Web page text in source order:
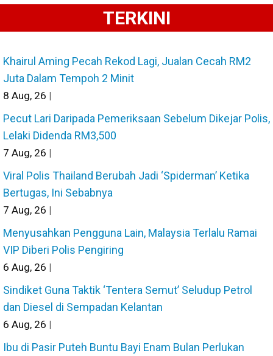
TERKINI
Khairul Aming Pecah Rekod Lagi, Jualan Cecah RM2
Juta Dalam Tempoh 2 Minit
8 Aug, 26 |
Pecut Lari Daripada Pemeriksaan Sebelum Dikejar Polis,
Lelaki Didenda RM3,500
7 Aug, 26 |
Viral Polis Thailand Berubah Jadi ‘Spiderman’ Ketika
Bertugas, Ini Sebabnya
7 Aug, 26 |
Menyusahkan Pengguna Lain, Malaysia Terlalu Ramai
VIP Diberi Polis Pengiring
6 Aug, 26 |
Sindiket Guna Taktik ‘Tentera Semut’ Seludup Petrol
dan Diesel di Sempadan Kelantan
6 Aug, 26 |
Ibu di Pasir Puteh Buntu Bayi Enam Bulan Perlukan